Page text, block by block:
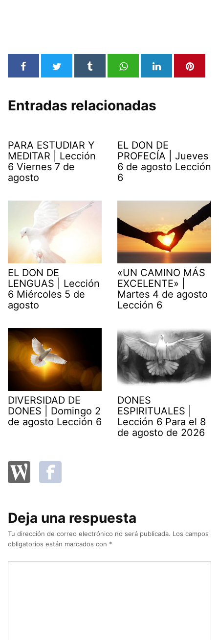
Entradas relacionadas
PARA ESTUDIAR Y
MEDITAR | Lección
6 Viernes 7 de
agosto
EL DON DE
PROFECÍA | Jueves
6 de agosto Lección
6
EL DON DE
LENGUAS | Lección
6 Miércoles 5 de
agosto
«UN CAMINO MÁS
EXCELENTE» |
Martes 4 de agosto
Lección 6
DIVERSIDAD DE
DONES | Domingo 2
de agosto Lección 6
DONES
ESPIRITUALES |
Lección 6 Para el 8
de agosto de 2026
Deja una respuesta
Tu dirección de correo electrónico no será publicada. Los campos
obligatorios están marcados con *